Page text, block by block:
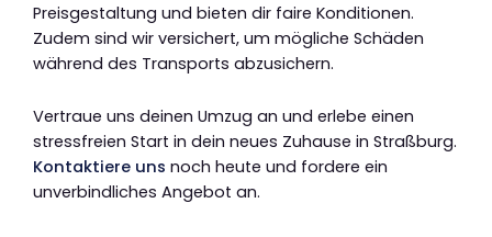
Preisgestaltung und bieten dir faire Konditionen.
Zudem sind wir versichert, um mögliche Schäden
während des Transports abzusichern.
Vertraue uns deinen Umzug an und erlebe einen
stressfreien Start in dein neues Zuhause in Straßburg.
Kontaktiere uns noch heute und fordere ein
unverbindliches Angebot an.